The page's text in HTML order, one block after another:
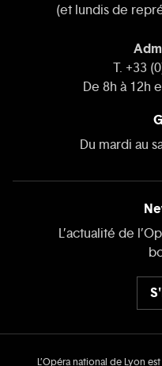
(et lundis de
T. +33
De 8h à 12h
Du mardi au
L’actualité de
L’Opéra national de Lyon